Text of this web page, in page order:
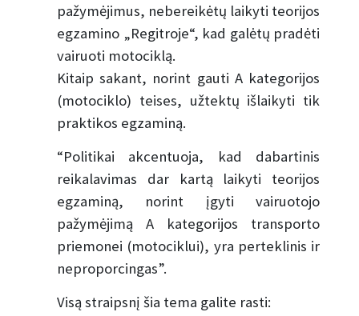
pažymėjimus, nebereikėtų laikyti teorijos
egzamino „Regitroje“, kad galėtų pradėti
vairuoti motociklą.
Kitaip sakant, norint gauti A kategorijos
(motociklo) teises, užtektų išlaikyti tik
praktikos egzaminą.
“Politikai akcentuoja, kad dabartinis
reikalavimas dar kartą laikyti teorijos
egzaminą, norint įgyti vairuotojo
pažymėjimą A kategorijos transporto
priemonei (motociklui), yra perteklinis ir
neproporcingas”.
Visą straipsnį šia tema galite rasti: